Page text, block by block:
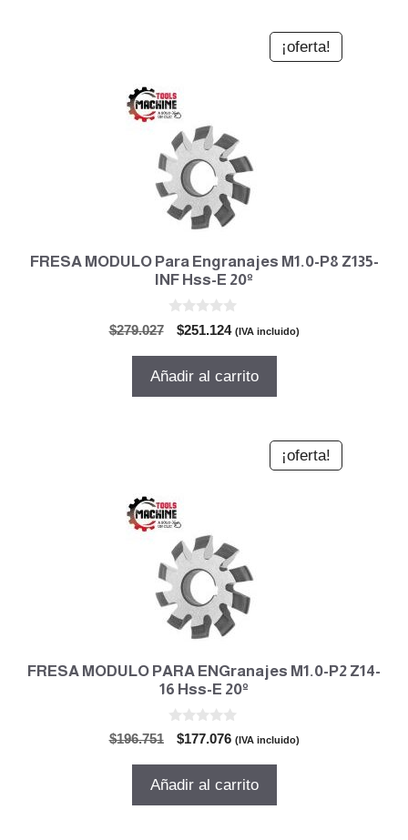
¡oferta!
FRESA MODULO Para Engranajes M1.0-P8 Z135-
INF Hss-E 20º
$279.027
El
original
$251.124El
actual
(IVA incluido)
Añadir al carrito
¡oferta!
FRESA MODULO PARA ENGranajes M1.0-P2 Z14-
16 Hss-E 20º
$196.751
El
original
$177.076El
actual
(IVA incluido)
Añadir al carrito